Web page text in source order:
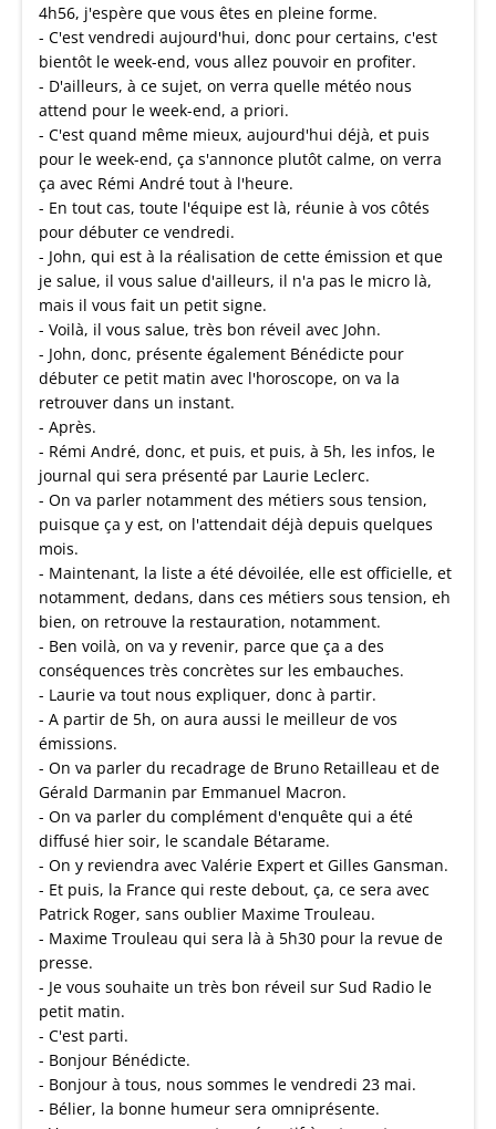
4h56, j'espère que vous êtes en pleine forme.
- C'est vendredi aujourd'hui, donc pour certains, c'est
bientôt le week-end, vous allez pouvoir en profiter.
- D'ailleurs, à ce sujet, on verra quelle météo nous
attend pour le week-end, a priori.
- C'est quand même mieux, aujourd'hui déjà, et puis
pour le week-end, ça s'annonce plutôt calme, on verra
ça avec Rémi André tout à l'heure.
- En tout cas, toute l'équipe est là, réunie à vos côtés
pour débuter ce vendredi.
- John, qui est à la réalisation de cette émission et que
je salue, il vous salue d'ailleurs, il n'a pas le micro là,
mais il vous fait un petit signe.
- Voilà, il vous salue, très bon réveil avec John.
- John, donc, présente également Bénédicte pour
débuter ce petit matin avec l'horoscope, on va la
retrouver dans un instant.
- Après.
- Rémi André, donc, et puis, et puis, à 5h, les infos, le
journal qui sera présenté par Laurie Leclerc.
- On va parler notamment des métiers sous tension,
puisque ça y est, on l'attendait déjà depuis quelques
mois.
- Maintenant, la liste a été dévoilée, elle est officielle, et
notamment, dedans, dans ces métiers sous tension, eh
bien, on retrouve la restauration, notamment.
- Ben voilà, on va y revenir, parce que ça a des
conséquences très concrètes sur les embauches.
- Laurie va tout nous expliquer, donc à partir.
- A partir de 5h, on aura aussi le meilleur de vos
émissions.
- On va parler du recadrage de Bruno Retailleau et de
Gérald Darmanin par Emmanuel Macron.
- On va parler du complément d'enquête qui a été
diffusé hier soir, le scandale Bétarame.
- On y reviendra avec Valérie Expert et Gilles Gansman.
- Et puis, la France qui reste debout, ça, ce sera avec
Patrick Roger, sans oublier Maxime Trouleau.
- Maxime Trouleau qui sera là à 5h30 pour la revue de
presse.
- Je vous souhaite un très bon réveil sur Sud Radio le
petit matin.
- C'est parti.
- Bonjour Bénédicte.
- Bonjour à tous, nous sommes le vendredi 23 mai.
- Bélier, la bonne humeur sera omniprésente.